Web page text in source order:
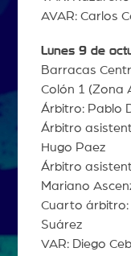
AVAR: Carlos
Lunes 9 de
Barracas
Colón 1 (Zona
Árbitro: Pablo
Árbitro
Hugo Paez
Árbitro
Mariano
Cuarto árbitro:
Suárez
VAR: Diego